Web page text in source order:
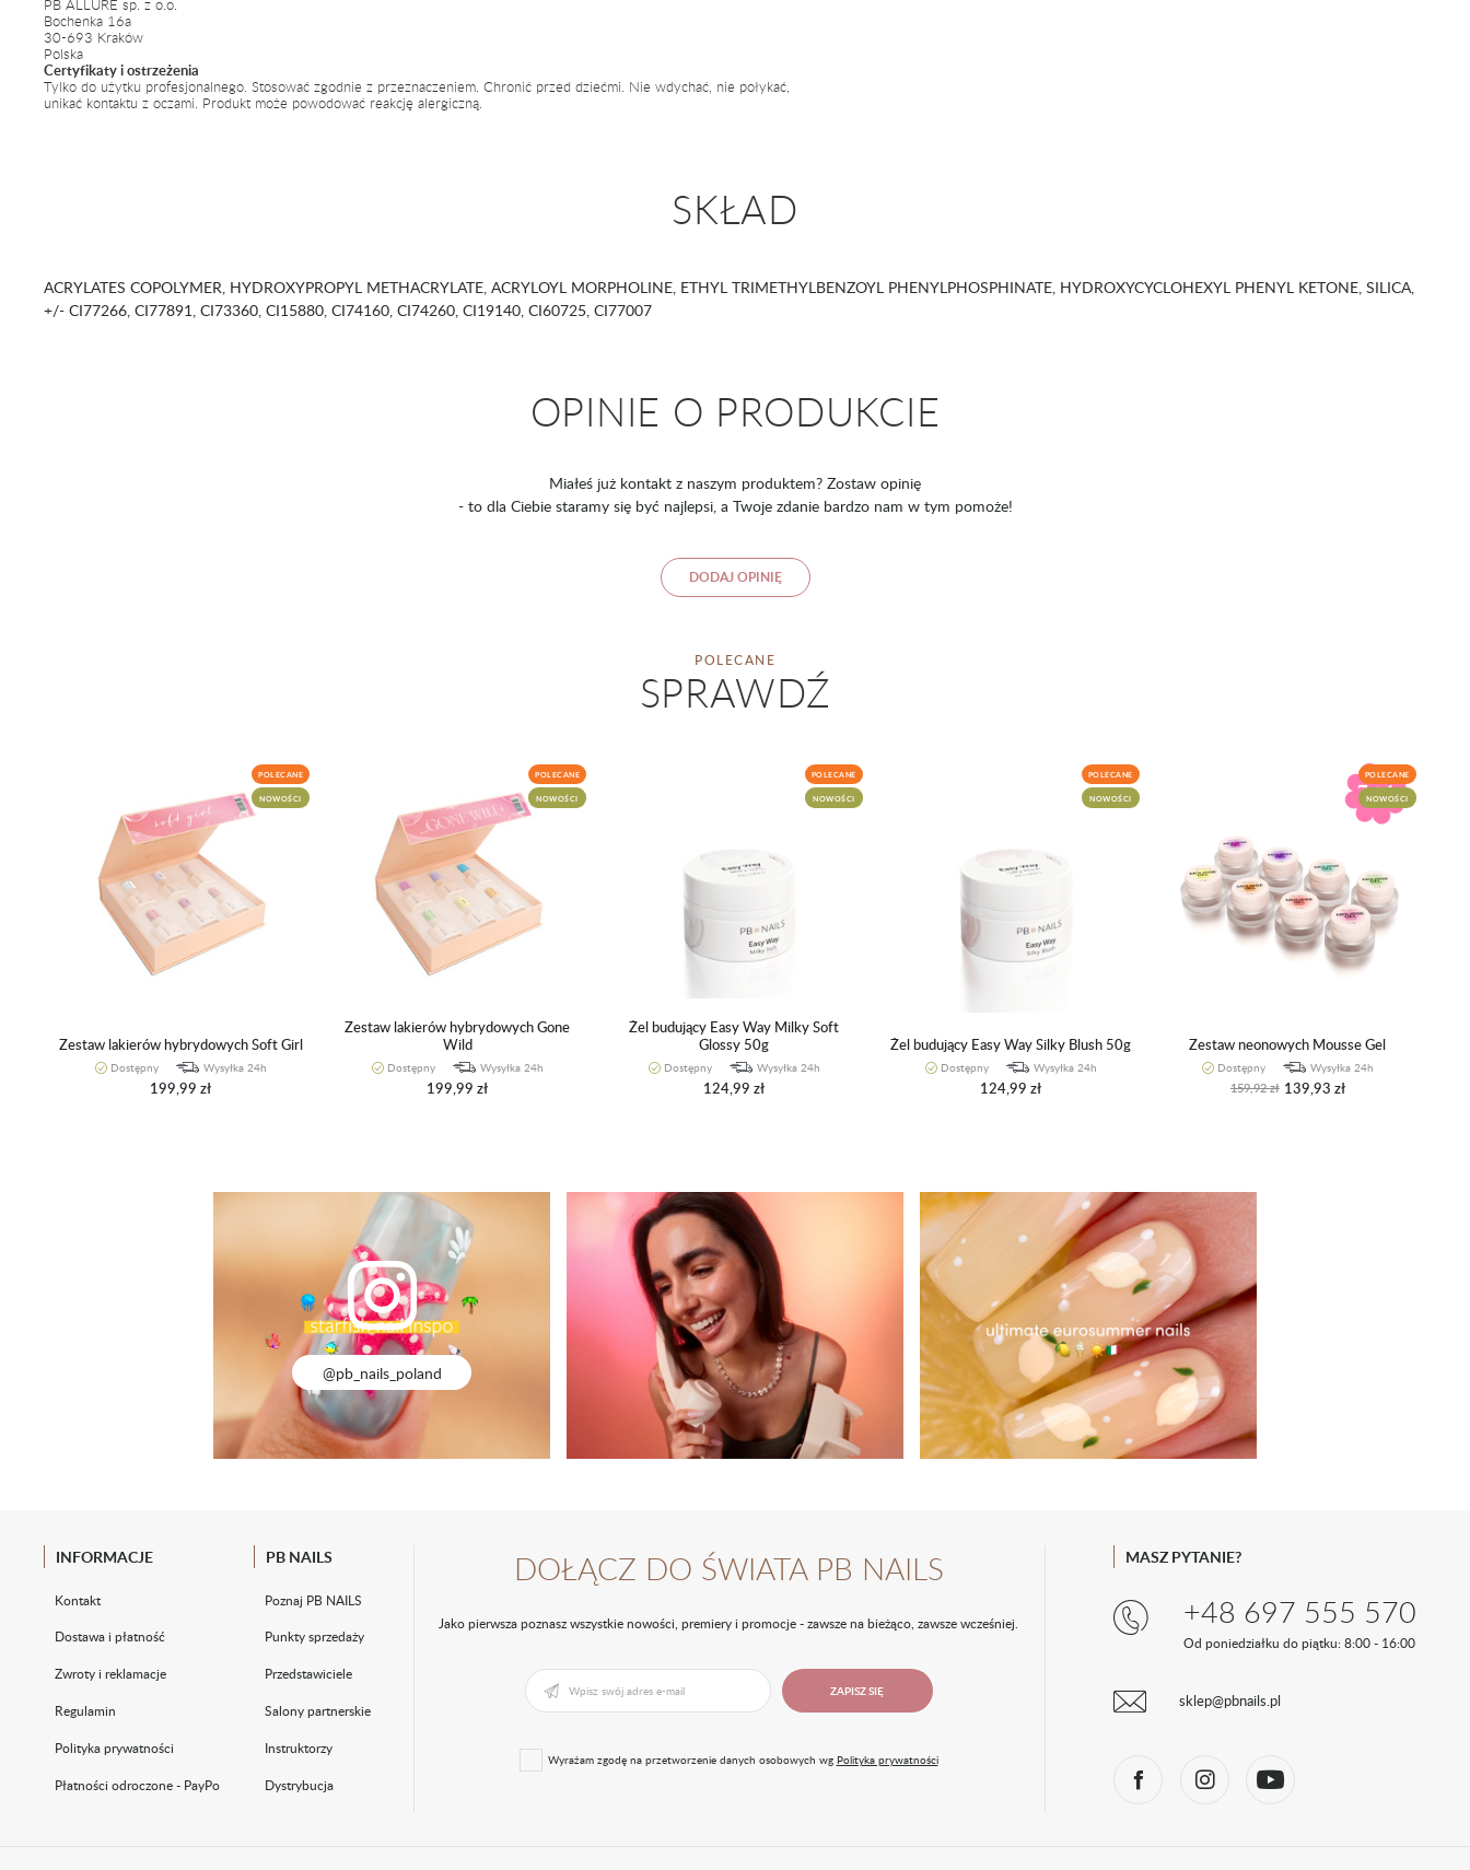
PB ALLURE sp. z o.o.
Bochenka 16a
30-693 Kraków
Polska
Certyfikaty i ostrzeżenia
Tylko do użytku profesjonalnego. Stosować zgodnie z przeznaczeniem. Chronić przed dziećmi. Nie wdychać, nie połykać,
unikać kontaktu z oczami. Produkt może powodować reakcję alergiczną.
SKŁAD
ACRYLATES COPOLYMER, HYDROXYPROPYL METHACRYLATE, ACRYLOYL MORPHOLINE, ETHYL TRIMETHYLBENZOYL PHENYLPHOSPHINATE, HYDROXYCYCLOHEXYL PHENYL KETONE, SILICA,
+/- CI77266, CI77891, CI73360, CI15880, CI74160, CI74260, CI19140, CI60725, CI77007
OPINIE O PRODUKCIE
Miałeś już kontakt z naszym produktem? Zostaw opinię
- to dla Ciebie staramy się być najlepsi, a Twoje zdanie bardzo nam w tym pomoże!
DODAJ OPINIĘ
POLECANE
SPRAWDŹ
POLECANE
NOWOŚCI
Zestaw lakierów hybrydowych Soft Girl
Dostępny Wysyłka 24h
199,99 zł
POLECANE
NOWOŚCI
Zestaw lakierów hybrydowych Gone
Wild
Dostępny Wysyłka 24h
199,99 zł
POLECANE
NOWOŚCI
Żel budujący Easy Way Milky Soft
Glossy 50g
Dostępny Wysyłka 24h
124,99 zł
POLECANE
NOWOŚCI
Żel budujący Easy Way Silky Blush 50g
Dostępny Wysyłka 24h
124,99 zł
POLECANE
NOWOŚCI
Zestaw neonowych Mousse Gel
Dostępny Wysyłka 24h
159,92 zł 139,93 zł
@pb_nails_poland
INFORMACJE
Kontakt
Dostawa i płatność
Zwroty i reklamacje
Regulamin
Polityka prywatności
Płatności odroczone - PayPo
PB NAILS
Poznaj PB NAILS
Punkty sprzedaży
Przedstawiciele
Salony partnerskie
Instruktorzy
Dystrybucja
DOŁĄCZ DO ŚWIATA PB NAILS
Jako pierwsza poznasz wszystkie nowości, premiery i promocje - zawsze na bieżąco, zawsze wcześniej.
ZAPISZ SIĘ
Wyrażam zgodę na przetworzenie danych osobowych wg Polityka prywatności
MASZ PYTANIE?
+48 697 555 570
Od poniedziałku do piątku: 8:00 - 16:00
sklep@pbnails.pl